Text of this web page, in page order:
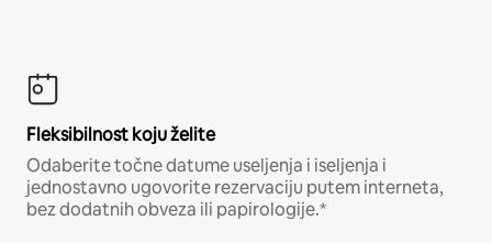
Fleksibilnost koju želite
Odaberite točne datume useljenja i iseljenja i
jednostavno ugovorite rezervaciju putem interneta,
bez dodatnih obveza ili papirologije.*